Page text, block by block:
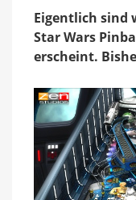
in
Eigentlich sind
Star Wars
erscheint.